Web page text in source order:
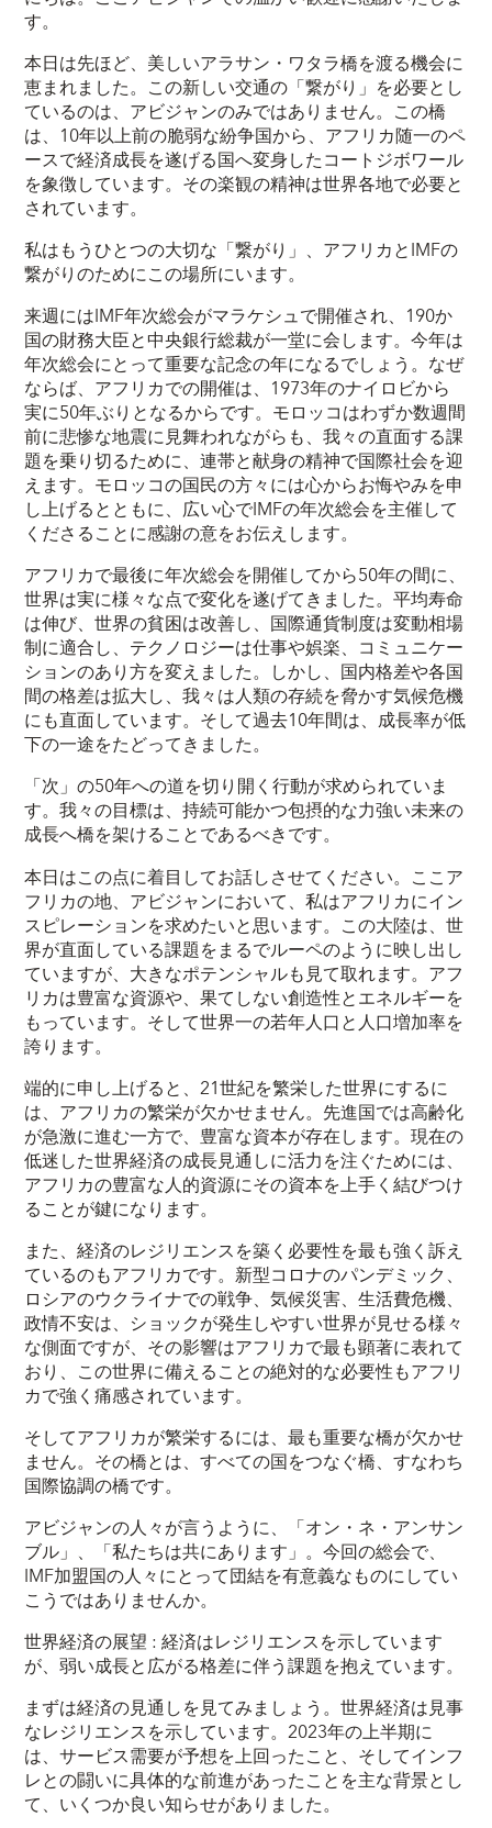
す。
本日は先ほど、美しいアラサン・ワタラ橋を渡る機会に
恵まれました。この新しい交通の「繋がり」を必要とし
ているのは、アビジャンのみではありません。この橋
は、10年以上前の脆弱な紛争国から、アフリカ随一のペ
ースで経済成長を遂げる国へ変身したコートジボワール
を象徴しています。その楽観の精神は世界各地で必要と
されています。
私はもうひとつの大切な「繋がり」、アフリカとIMFの
繋がりのためにこの場所にいます。
来週にはIMF年次総会がマラケシュで開催され、190か
国の財務大臣と中央銀行総裁が一堂に会します。今年は
年次総会にとって重要な記念の年になるでしょう。なぜ
ならば、アフリカでの開催は、1973年のナイロビから
実に50年ぶりとなるからです。モロッコはわずか数週間
前に悲惨な地震に見舞われながらも、我々の直面する課
題を乗り切るために、連帯と献身の精神で国際社会を迎
えます。モロッコの国民の方々には心からお悔やみを申
し上げるとともに、広い心でIMFの年次総会を主催して
くださることに感謝の意をお伝えします。
アフリカで最後に年次総会を開催してから50年の間に、
世界は実に様々な点で変化を遂げてきました。平均寿命
は伸び、世界の貧困は改善し、国際通貨制度は変動相場
制に適合し、テクノロジーは仕事や娯楽、コミュニケー
ションのあり方を変えました。しかし、国内格差や各国
間の格差は拡大し、我々は人類の存続を脅かす気候危機
にも直面しています。そして過去10年間は、成長率が低
下の一途をたどってきました。
「次」の50年への道を切り開く行動が求められていま
す。我々の目標は、持続可能かつ包摂的な力強い未来の
成長へ橋を架けることであるべきです。
本日はこの点に着目してお話しさせてください。ここア
フリカの地、アビジャンにおいて、私はアフリカにイン
スピレーションを求めたいと思います。この大陸は、世
界が直面している課題をまるでルーペのように映し出し
ていますが、大きなポテンシャルも見て取れます。アフ
リカは豊富な資源や、果てしない創造性とエネルギーを
もっています。そして世界一の若年人口と人口増加率を
誇ります。
端的に申し上げると、21世紀を繁栄した世界にするに
は、アフリカの繁栄が欠かせません。先進国では高齢化
が急激に進む一方で、豊富な資本が存在します。現在の
低迷した世界経済の成長見通しに活力を注ぐためには、
アフリカの豊富な人的資源にその資本を上手く結びつけ
ることが鍵になります。
また、経済のレジリエンスを築く必要性を最も強く訴え
ているのもアフリカです。新型コロナのパンデミック、
ロシアのウクライナでの戦争、気候災害、生活費危機、
政情不安は、ショックが発生しやすい世界が見せる様々
な側面ですが、その影響はアフリカで最も顕著に表れて
おり、この世界に備えることの絶対的な必要性もアフリ
カで強く痛感されています。
そしてアフリカが繁栄するには、最も重要な橋が欠かせ
ません。その橋とは、すべての国をつなぐ橋、すなわち
国際協調の橋です。
アビジャンの人々が言うように、「オン・ネ・アンサン
ブル」、「私たちは共にあります」。今回の総会で、
IMF加盟国の人々にとって団結を有意義なものにしてい
こうではありませんか。
世界経済の展望 : 経済はレジリエンスを示しています
が、弱い成長と広がる格差に伴う課題を抱えています。
まずは経済の見通しを見てみましょう。世界経済は見事
なレジリエンスを示しています。2023年の上半期に
は、サービス需要が予想を上回ったこと、そしてインフ
レとの闘いに具体的な前進があったことを主な背景とし
て、いくつか良い知らせがありました。